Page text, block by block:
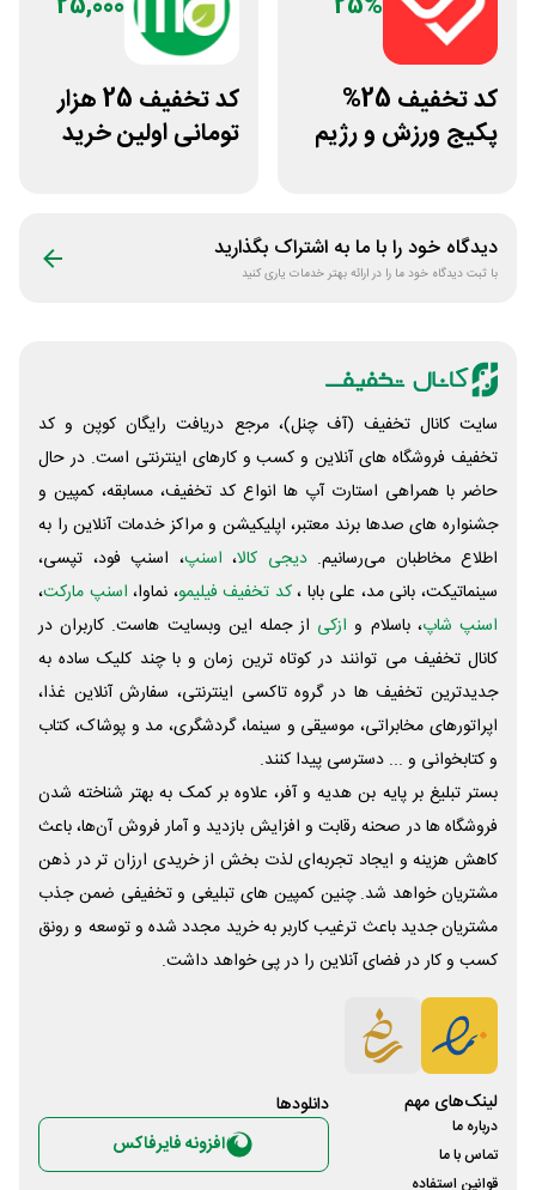
کد تخفیف 25%
پکیج ورزش و رژیم
کد تخفیف 25 هزار
تومانی اولین خرید
دیدگاه خود را با ما به اشتراک بگذارید
با ثبت دیدگاه خود ما را در ارائه بهتر خدمات یاری کنید
سایت کانال تخفیف (آف چنل)، مرجع دریافت رایگان کوپن و کد
تخفیف فروشگاه های آنلاین و کسب و‌ کارهای اینترنتی است. در حال
حاضر با همراهی استارت آپ ها انواع کد تخفیف، مسابقه، کمپین و
جشنواره های صدها برند معتبر، اپلیکیشن و مراکز خدمات آنلاین را به
اطلاع مخاطبان می‌رسانیم. دیجی کالا، اسنپ، اسنپ فود، تپسی،
سینماتیکت، بانی مد، علی‌ بابا ،کد تخفیف فیلیمو، نماوا، اسنپ مارکت،
اسنپ شاپ، باسلام و ازکی از جمله این وبسایت ‌هاست. کاربران در
کانال تخفیف می توانند در کوتاه ترین زمان و با چند کلیک ساده به
جدیدترین تخفیف ها در گروه تاکسی اینترنتی، سفارش آنلاین غذا،
اپراتورهای مخابراتی، موسیقی و سینما، گردشگری، مد و پوشاک، کتاب
و کتابخوانی و ... دسترسی پیدا کنند.
بستر تبلیغ بر پایه بن هدیه و آفر، علاوه بر کمک به بهتر شناخته شدن
فروشگاه ها در صحنه رقابت و افزایش بازدید و آمار فروش آن‌ها، باعث
کاهش هزینه و ایجاد تجربه‌ای لذت بخش از خریدی ارزان تر در ذهن
مشتریان خواهد شد. چنین کمپین های تبلیغی و تخفیفی ضمن جذب
مشتریان جدید باعث ترغیب کاربر به خرید مجدد شده و توسعه و رونق
کسب و کار در فضای آنلاین را در پی خواهد داشت.
لینک‌های مهم
درباره ما
تماس با ما
قوانین استفاده
دانلود‌ها
افزونه فایرفاکس